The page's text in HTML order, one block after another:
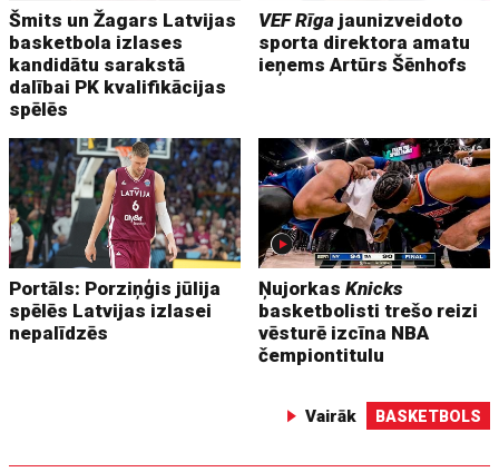
Šmits un Žagars Latvijas
basketbola izlases
kandidātu sarakstā
dalībai PK kvalifikācijas
spēlēs
VEF Rīga jaunizveidoto
sporta direktora amatu
ieņems Artūrs Šēnhofs
Portāls: Porziņģis jūlija
spēlēs Latvijas izlasei
nepalīdzēs
ŅujorkasKnicks
basketbolisti trešo reizi
vēsturē izcīna NBA
čempiontitulu
Vairāk BASKETBOLS